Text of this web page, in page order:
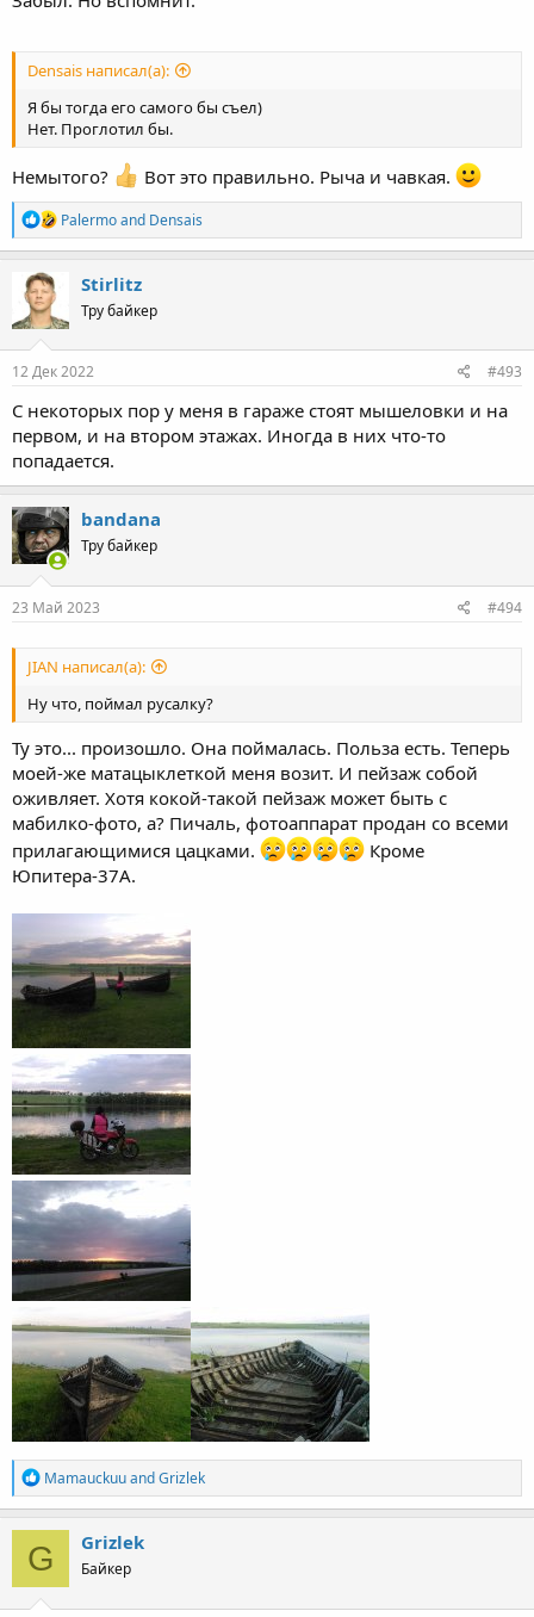
Densais написал(а):
Я бы тогда его самого бы съел)
Нет. Проглотил бы.
Немытого? Вот это правильно. Рыча и чавкая.
R
e
a
o
n
s
Palermoand Densais
Stirlitz
Тру байкер
12 Дек 2022 #493
С некоторых пор у меня в гараже стоят мышеловки и на
первом, и на втором этажах. Иногда в них что-то
попадается.
bandana
Тру байкер
23 Май 2023 #494
JIAN написал(а):
Ну что, поймал русалку?
Ту это... произошло. Она поймалась. Польза есть. Теперь
моей-же матацыклеткой меня возит. И пейзаж собой
оживляет. Хотя кокой-такой пейзаж может быть с
мабилко-фото, а? Пичаль, фотоаппарат продан со всеми
прилагающимися цацками.
Кроме
Юпитера-37А.
R
e
a
c
t
i
o
n
MamauckuuandGrizlek
G Grizlek
Байкер